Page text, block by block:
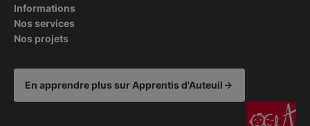
Informations
Nos services
Nos projets
En apprendre plus sur Apprentis d'Auteuil